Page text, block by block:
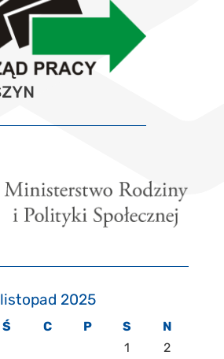
listopad 2025
Ś C P S
N
1
2